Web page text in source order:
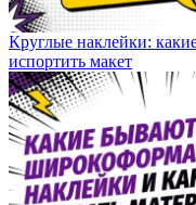
Круглые наклейки:
испортить макет